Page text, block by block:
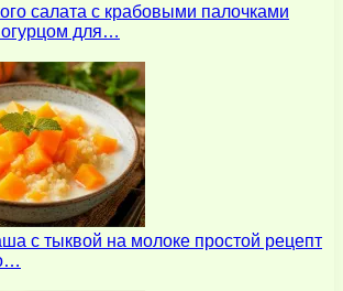
салата с крабовыми палочками
огурцом для…
с тыквой на молоке простой рецепт